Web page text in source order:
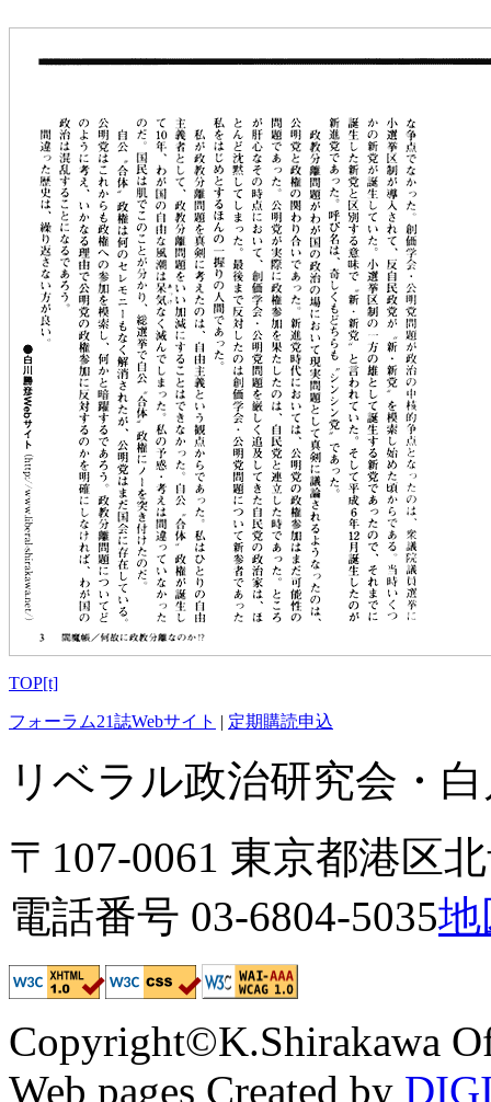
TOP[t]
フォーラム21誌Webサイト | 定期購読申込
リベラル政治研究会・
〒107-0061 東京都港区
電話番号 03-6804-5035地
Copyright©K.Shirakawa
Web pages Created by